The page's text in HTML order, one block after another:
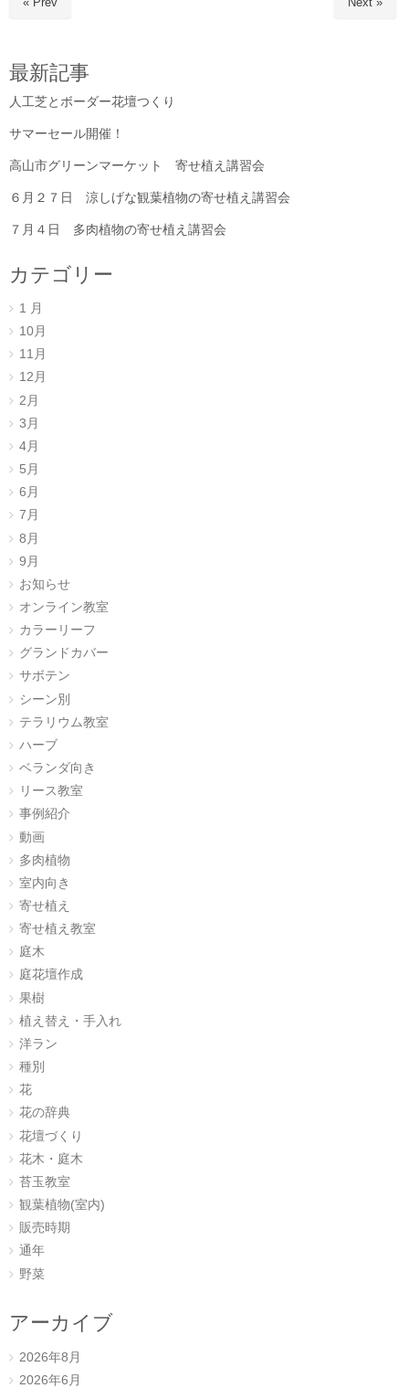
最新記事
人工芝とボーダー花壇つくり
サマーセール開催！
高山市グリーンマーケット 寄せ植え講習会
６月２７日 涼しげな観葉植物の寄せ植え講習会
７月４日 多肉植物の寄せ植え講習会
カテゴリー
1 月
10月
11月
12月
2月
3月
4月
5月
6月
7月
8月
9月
お知らせ
オンライン教室
カラーリーフ
グランドカバー
サボテン
シーン別
テラリウム教室
ハーブ
ベランダ向き
リース教室
事例紹介
動画
多肉植物
室内向き
寄せ植え
寄せ植え教室
庭木
庭花壇作成
果樹
植え替え・手入れ
洋ラン
種別
花
花の辞典
花壇づくり
花木・庭木
苔玉教室
観葉植物(室内)
販売時期
通年
野菜
アーカイブ
2026年8月
2026年6月